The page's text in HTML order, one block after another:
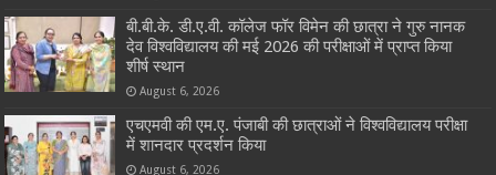
बी.बी.के. डी.ए.वी. कॉलेज फॉर विमेन की छात्रा ने गुरु नानक
देव विश्वविद्यालय की मई 2026 की परीक्षाओं में प्राप्त किया
शीर्ष स्थान
August 6, 2026
एचएमवी की एम.ए. पंजाबी की छात्राओं ने विश्वविद्यालय परीक्षा
में शानदार प्रदर्शन किया
August 6, 2026